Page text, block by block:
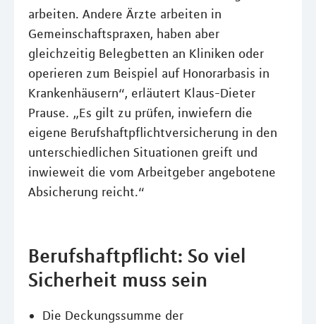
arbeiten. Andere Ärzte arbeiten in
Gemeinschaftspraxen, haben aber
gleichzeitig Belegbetten an Kliniken oder
operieren zum Beispiel auf Honorarbasis in
Krankenhäusern“, erläutert Klaus-Dieter
Prause. „Es gilt zu prüfen, inwiefern die
eigene Berufshaftpflichtversicherung in den
unterschiedlichen Situationen greift und
inwieweit die vom Arbeitgeber angebotene
Absicherung reicht.“
Berufshaftpflicht: So viel
Sicherheit muss sein
Die Deckungssumme der